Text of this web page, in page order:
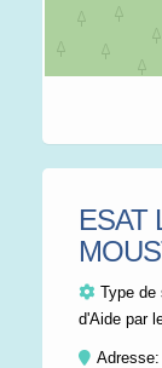
ESAT
Type de
d'Aide par